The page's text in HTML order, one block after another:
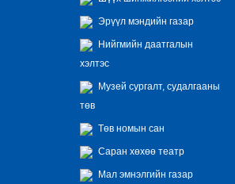
Эрүүл мэндийн газар
Нийгмийн даатгалын
хэлтэс
Музей сургалт, судалгааны
төв
Төв номын сан
Саран хөхөө театр
Мал эмнэлгийн газар